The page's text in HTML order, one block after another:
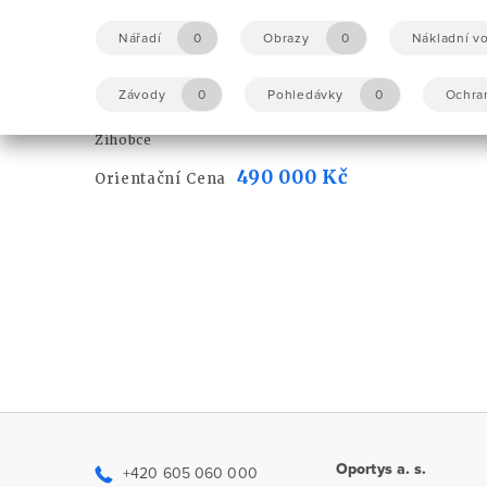
Nářadí 0 Obrazy 0 Nákladní
Závody 0 Pohledávky 0
Přímý prodej
Soubor pozemků o rozloze 2193
m2 , Žihobce
Žihobce
Orientační Cena 490 000 Kč
+420 605 060 000
Oportys a. s.